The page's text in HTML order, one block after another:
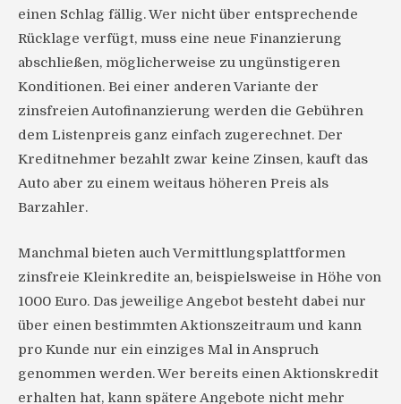
einen Schlag fällig. Wer nicht über entsprechende
Rücklage verfügt, muss eine neue Finanzierung
abschließen, möglicherweise zu ungünstigeren
Konditionen. Bei einer anderen Variante der
zinsfreien Autofinanzierung werden die Gebühren
dem Listenpreis ganz einfach zugerechnet. Der
Kreditnehmer bezahlt zwar keine Zinsen, kauft das
Auto aber zu einem weitaus höheren Preis als
Barzahler.
Manchmal bieten auch Vermittlungsplattformen
zinsfreie Kleinkredite an, beispielsweise in Höhe von
1000 Euro. Das jeweilige Angebot besteht dabei nur
über einen bestimmten Aktionszeitraum und kann
pro Kunde nur ein einziges Mal in Anspruch
genommen werden. Wer bereits einen Aktionskredit
erhalten hat, kann spätere Angebote nicht mehr